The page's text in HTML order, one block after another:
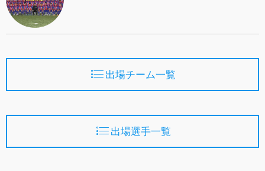
出場チーム一覧
出場選手一覧